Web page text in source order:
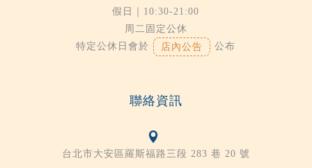
假日｜10:30-21:00
周二固定公休
特定公休日會於
店內公告 公布
聯絡資訊
台北市大安區羅斯福路三段 283 巷 20 號